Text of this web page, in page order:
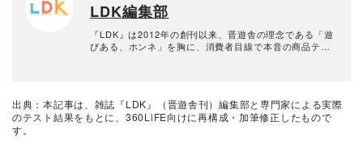
LDK編集部
『LDK』は2012年の創刊以来、晋遊舎の理念である「遊
びある、ホンネ」を胸に、消費者目線で本音の商品テス
て見つけた「本当に良いもの」と「お役立ち情報」を厳
選してあなたにお届け。編集長・高橋咲彩を中心に、11
出典：本記事は、雑誌『LDK』（晋遊舎刊）編集部と専門家による実際
のテスト結果をもとに、360LiFE向けに再構成・加筆修正したもので
す。